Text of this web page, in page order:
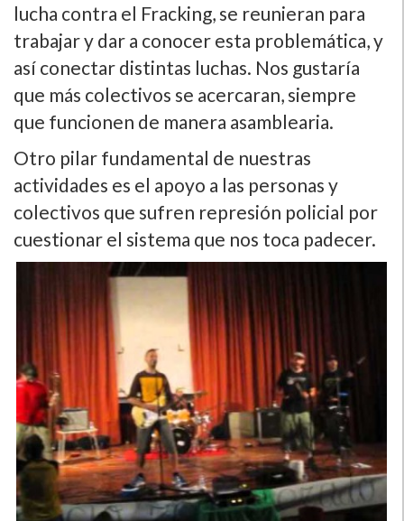
lucha contra el Fracking, se reunieran para
trabajar y dar a conocer esta problemática, y
así­ conectar distintas luchas. Nos gustarí­a
que más colectivos se acercaran, siempre
que funcionen de manera asamblearia.
Otro pilar fundamental de nuestras
actividades es el apoyo a las personas y
colectivos que sufren represión policial por
cuestionar el sistema que nos toca padecer.